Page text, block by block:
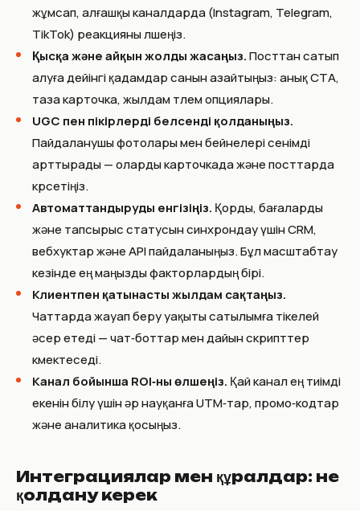
жұмсап, алғашқы каналдарда (Instagram, Telegram,
TikTok) реакцияны өлшеңіз.
Қысқа және айқын жолды жасаңыз.Посттан сатып
алуға дейінгі қадамдар санын азайтыңыз: анық CTA,
таза карточка, жылдам төлем опциялары.
UGC пен пікірлерді белсенді қолданыңыз.
Пайдаланушы фотолары мен бейнелері сенімді
арттырады — оларды карточкада және посттарда
көрсетіңіз.
Автоматтандыруды енгізіңіз. Қорды, бағаларды
және тапсырыс статусын синхрондау үшін CRM,
вебхуктар және API пайдаланыңыз. Бұл масштабтау
кезінде ең маңызды факторлардың бірі.
Клиентпен қатынасты жылдам сақтаңыз.
Чаттарда жауап беру уақыты сатылымға тікелей
әсер етеді — чат‑боттар мен дайын скрипттер
көмектеседі.
Канал бойынша ROI‑ны өлшеңіз. Қай канал ең тиімді
екенін білу үшін әр науқанға UTM‑тар, промо‑кодтар
және аналитика қосыңыз.
Интеграциялар мен құралдар: не
қолдану керек